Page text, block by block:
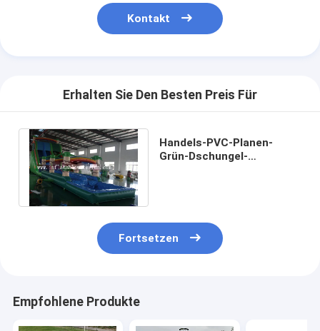
Kontakt
Erhalten Sie Den Besten Preis Für
Handels-PVC-Planen-
Grün-Dschungel-
Fortsetzen
Empfohlene Produkte